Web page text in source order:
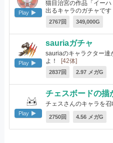
Play
猫目治宮の作品「イー
出るキャラのガチャです
2767回 349,000G
Play
sauriaガチャ
sauriaのキャラクター達
よ！
[42体]
2837回 2.97 メガG
Play
チェスボードの描
チェスさんのキャラを召
2750回 4.56 メガG